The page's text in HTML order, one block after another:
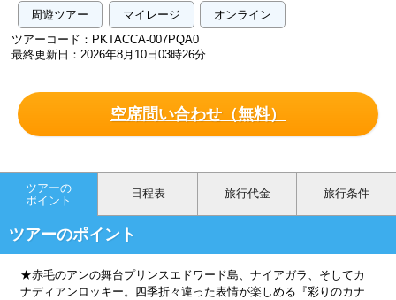
周遊ツアー マイレージ
オンライン
ツアーコード：PKTACCA-007PQA0
最終更新日：2026年8月10日03時26分
空席問い合わせ（無料）
ツアーの
ポイント
日程表 旅行代金 旅行条件
ツアーのポイント
★赤毛のアンの舞台プリンスエドワード島、ナイアガラ、そしてカ
ナディアンロッキー。四季折々違った表情が楽しめる『彩りのカナ